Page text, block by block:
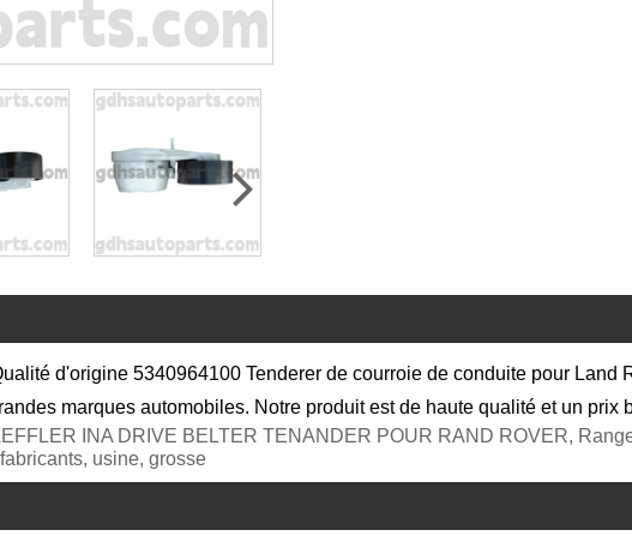
d'origine 5340964100 Tenderer de courroie de conduite pour Land
marques automobiles. Notre produit est de haute qualité et un prix
INA DRIVE BELTER TENANDER POUR RAND ROVER,
usine, grosse